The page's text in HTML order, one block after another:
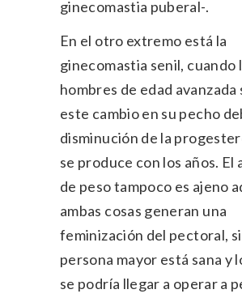
ginecomastia puberal-.
En el otro extremo está la
ginecomastia senil, cuando
hombres de edad
este cambio en su pecho
disminución de la
se produce con los años. El
de peso tampoco es ajeno
ambas cosas generan una
feminización del pectoral,
persona mayor está sana y
se podría llegar a operar a